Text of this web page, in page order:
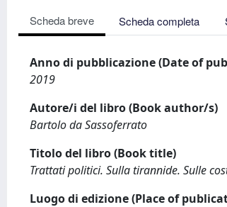
Scheda breve Scheda completa
Anno di pubblicazione (Date of
2019
Autore/i del libro (Book author/s)
Bartolo da Sassoferrato
Titolo del libro (Book title)
Trattati politici. Sulla tirannide. Sulle
Luogo di edizione (Place of